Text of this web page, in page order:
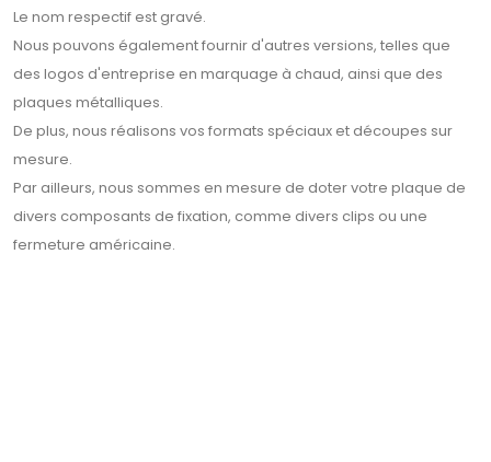
Le nom respectif est gravé.
Nous pouvons également fournir d'autres versions, telles que
des logos d'entreprise en marquage à chaud, ainsi que des
plaques métalliques.
De plus, nous réalisons vos formats spéciaux et découpes sur
mesure.
Par ailleurs, nous sommes en mesure de doter votre plaque de
divers composants de fixation, comme divers clips ou une
fermeture américaine.